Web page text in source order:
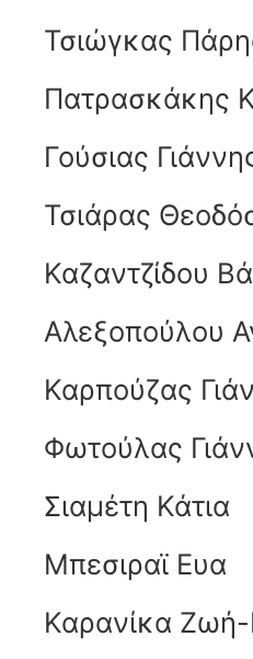
Τσιώγκας
Πατρασκάκης
Γούσιας
Τσιάρας
Καζαντζίδου
Αλεξοπούλου
Καρπούζας
Φωτούλας
Σιαμέτη Κάτια
Μπεσιραϊ Ευα
Καρανίκα